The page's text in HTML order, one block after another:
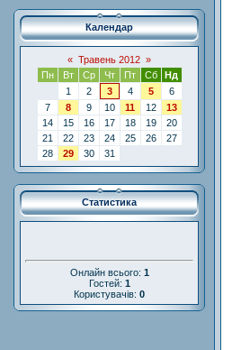
Календар
« Травень 2012 »
Пн
Вт Ср Чт Пт Сб
Нд
1
2 3 4 5
6
7
8 9 10 11 12
13
14
15 16 17 18 19
20
21
22 23 24 25 26
27
28
29 30 31
Статистика
Онлайн всього: 1
Гостей: 1
Користувачів: 0